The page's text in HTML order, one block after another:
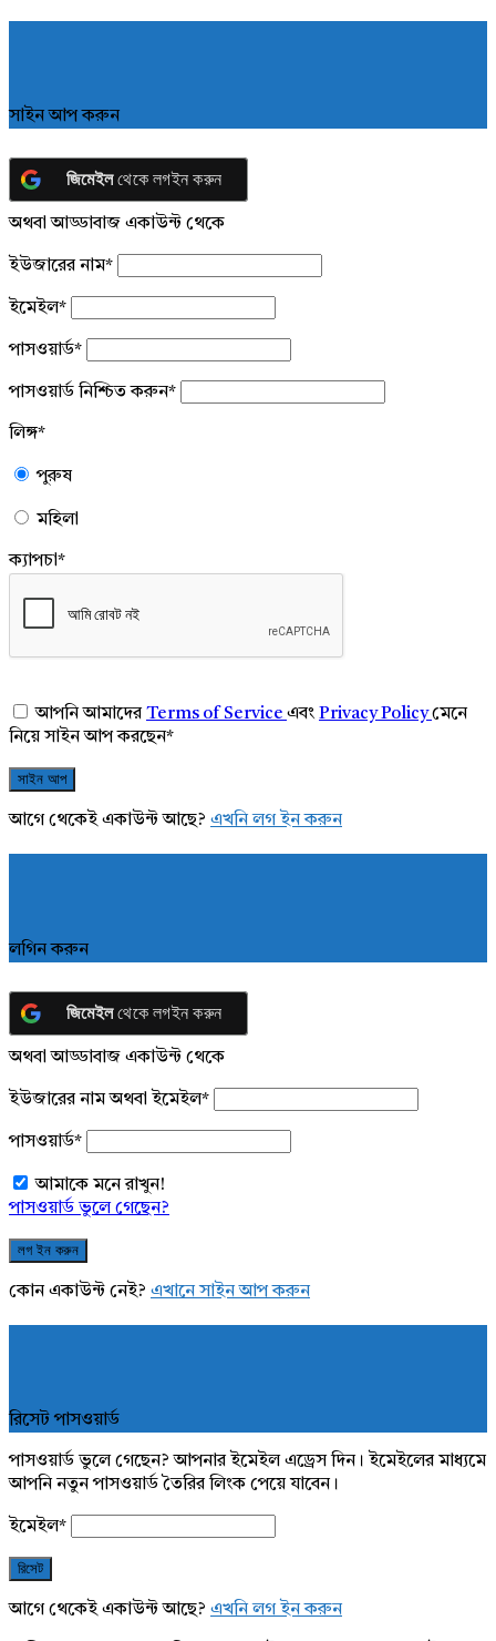
সাইন আপ করুন
জিমেইলথেকে লগইন করুন
অথবা আড্ডাবাজ একাউন্ট থেকে
ইউজারের নাম*
ইমেইল*
পাসওয়ার্ড*
পাসওয়ার্ড নিশ্চিত করুন*
লিঙ্গ*
পুরুষ
মহিলা
ক্যাপচা*
আপনি আমাদেরTerms of Service এবং Privacy Policyমেনে
নিয়ে সাইন আপ করছেন*
আগে থেকেই একাউন্ট আছে? এখনি লগ ইন করুন
লগিন করুন
জিমেইলথেকে লগইন করুন
অথবা আড্ডাবাজ একাউন্ট থেকে
ইউজারের নাম অথবা ইমেইল*
পাসওয়ার্ড*
আমাকে মনে রাখুন!
পাসওয়ার্ড ভুলে গেছেন?
কোন একাউন্ট নেই? এখানে সাইন আপ করুন
রিসেট পাসওয়ার্ড
পাসওয়ার্ড ভুলে গেছেন? আপনার ইমেইল এড্রেস দিন। ইমেইলের মাধ্যমে
আপনি নতুন পাসওয়ার্ড তৈরির লিংক পেয়ে যাবেন।
ইমেইল*
আগে থেকেই একাউন্ট আছে? এখনি লগ ইন করুন